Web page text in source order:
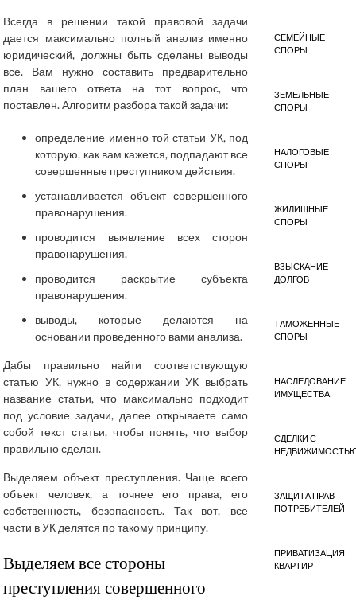
СЕМЕЙНЫЕ
СПОРЫ
ЗЕМЕЛЬНЫЕ
СПОРЫ
НАЛОГОВЫЕ
СПОРЫ
ЖИЛИЩНЫЕ
СПОРЫ
ВЗЫСКАНИЕ
ДОЛГОВ
ТАМОЖЕННЫЕ
СПОРЫ
НАСЛЕДОВАНИЕ
ИМУЩЕСТВА
СДЕЛКИ С
ЗАЩИТА ПРАВ
ПОТРЕБИТЕЛЕЙ
ПРИВАТИЗАЦИЯ
КВАРТИР
Всегда в решении такой правовой задачи
дается максимально полный анализ именно
юридический, должны быть сделаны выводы
все. Вам нужно составить предварительно
план вашего ответа на тот вопрос, что
поставлен. Алгоритм разбора такой задачи:
определение именно той статьи УК, под
которую, как вам кажется, подпадают все
совершенные преступником действия.
устанавливается объект совершенного
правонарушения.
проводится выявление всех сторон
правонарушения.
проводится раскрытие субъекта
правонарушения.
выводы, которые делаются на
основании проведенного вами анализа.
Дабы правильно найти соответствующую
статью УК, нужно в содержании УК выбрать
название статьи, что максимально подходит
под условие задачи, далее открываете само
собой текст статьи, чтобы понять, что выбор
правильно сделан.
Выделяем объект преступления. Чаще всего
объект человек, а точнее его права, его
собственность, безопасность. Так вот, все
части в УК делятся по такому принципу.
Выделяем все стороны
преступления совершенного